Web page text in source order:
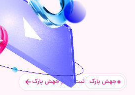
جهش پارک ثبت‌نام در جهش پارک